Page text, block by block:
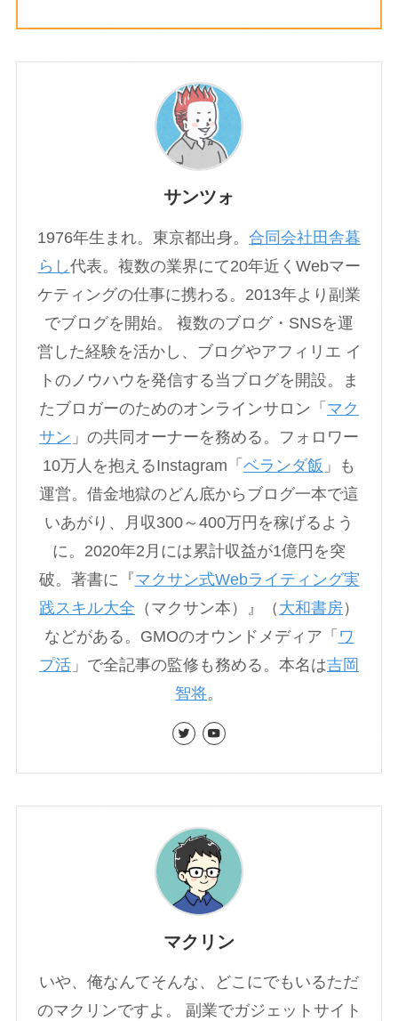
サンツォ
1976年生まれ。東京都出身。 合同会社田舎暮
らし代表。複数の業界にて20年近くWebマー
ケティングの仕事に携わる。2013年より副業
でブログを開始。 複数のブログ・SNSを運
営した経験を活かし、ブログやアフィリエ イ
トのノウハウを発信する当ブログを開設。ま
たブロガーのためのオンラインサロン「 マク
サン 」の共同オーナーを務める。フォロワー
10万人を抱えるInstagram「 ベランダ飯 」も
運営。借金地獄のどん底からブログ一本で這
いあがり、月収300～400万円を稼げるよう
に。2020年2月には累計収益が1億円を突
破。著書に『マクサン式Webライティング実
践スキル大全 （マクサン本）』（ 大和書房）
などがある。GMOのオウンドメディア「 ワ
プ活 」で全記事の監修も務める。本名は吉岡
智将。
マクリン
いや、俺なんてそんな、どこにでもいるただ
のマクリンですよ。 副業でガジェットサイト